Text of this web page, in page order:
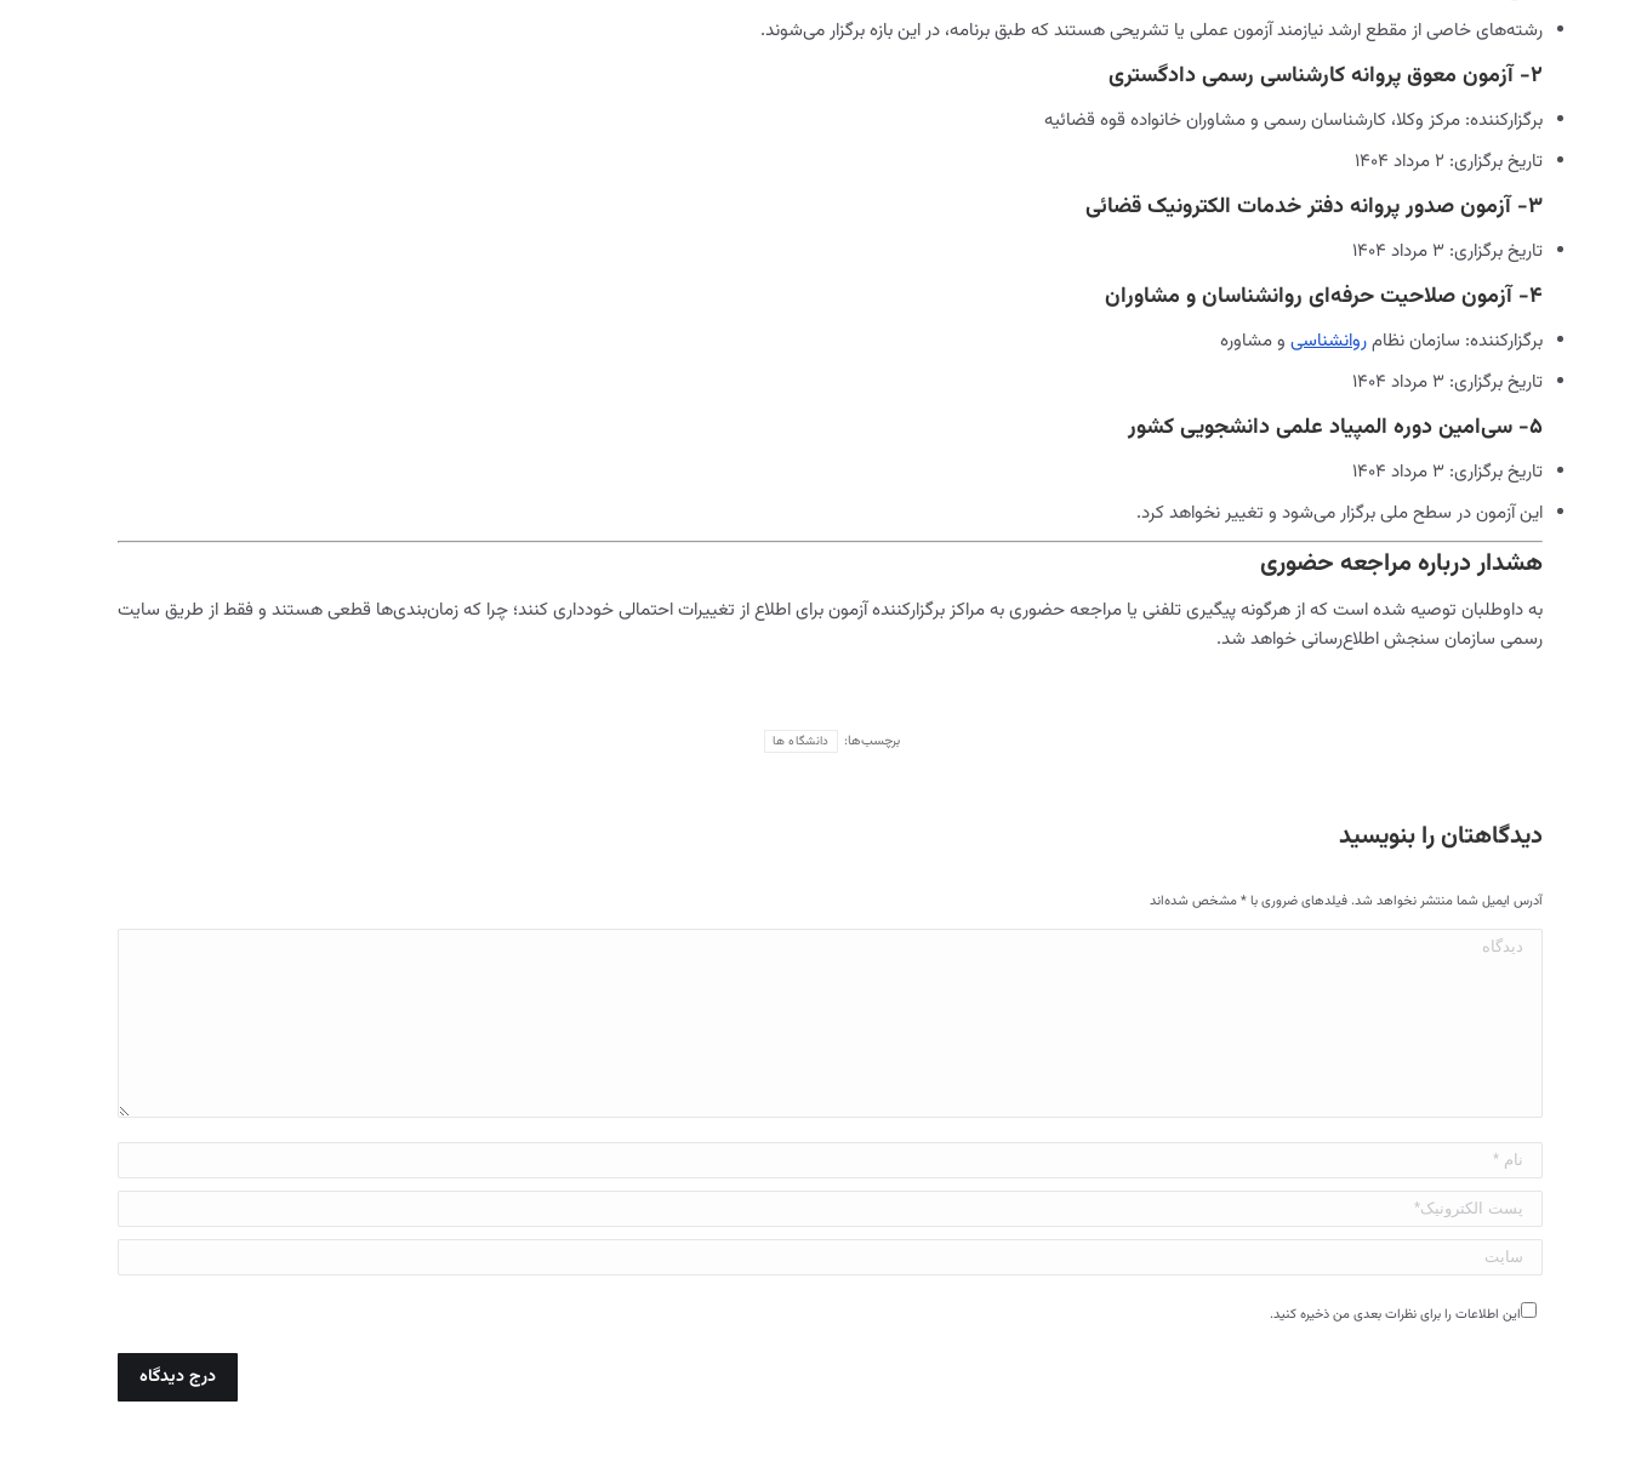
رشته‌های خاصی از مقطع ارشد نیازمند آزمون عملی یا تشریحی هستند که طبق برنامه، در این بازه برگزار می‌شوند.
۲- آزمون معوق پروانه کارشناسی رسمی دادگستری
برگزارکننده: مرکز وکلا، کارشناسان رسمی و مشاوران خانواده قوه قضائیه
تاریخ برگزاری: ۲ مرداد ۱۴۰۴
۳- آزمون صدور پروانه دفتر خدمات الکترونیک قضائی
تاریخ برگزاری: ۳ مرداد ۱۴۰۴
۴- آزمون صلاحیت حرفه‌ای روانشناسان و مشاوران
برگزارکننده: سازمان نظامروانشناسی و مشاوره
تاریخ برگزاری: ۳ مرداد ۱۴۰۴
۵- سی‌امین دوره المپیاد علمی دانشجویی کشور
تاریخ برگزاری: ۳ مرداد ۱۴۰۴
این آزمون در سطح ملی برگزار می‌شود و تغییر نخواهد کرد.
هشدار درباره مراجعه حضوری
به داوطلبان توصیه شده است که از هرگونه پیگیری تلفنی یا مراجعه حضوری به مراکز برگزارکننده آزمون برای اطلاع از تغییرات احتمالی خودداری کنند؛ چرا که زمان‌بندی‌ها قطعی هستند و فقط از طریق سایت
رسمی سازمان سنجش اطلاع‌رسانی خواهد شد.
برچسب‌ها: دانشگاه ها
دیدگاهتان را بنویسید
آدرس ایمیل شما منتشر نخواهد شد. فیلدهای ضروری با*مشخص شده‌اند
دیدگاه
نام *
پست الکترونیک*
سایت
این اطلاعات را برای نظرات بعدی من ذخیره کنید.
درج دیدگاه